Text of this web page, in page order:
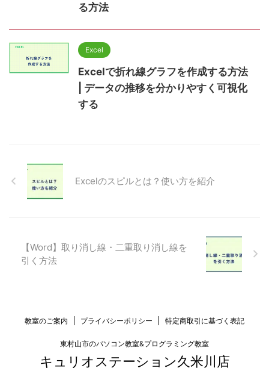
る方法
Excel
Excelで折れ線グラフを作成する方法
| データの推移を分かりやすく可視化
する
Excelのスピルとは？使い方を紹介
【Word】取り消し線・二重取り消し線を
引く方法
教室のご案内 プライバシーポリシー 特定商取引に基づく表記
東村山市のパソコン教室&プログラミング教室
キュリオステーション久米川店